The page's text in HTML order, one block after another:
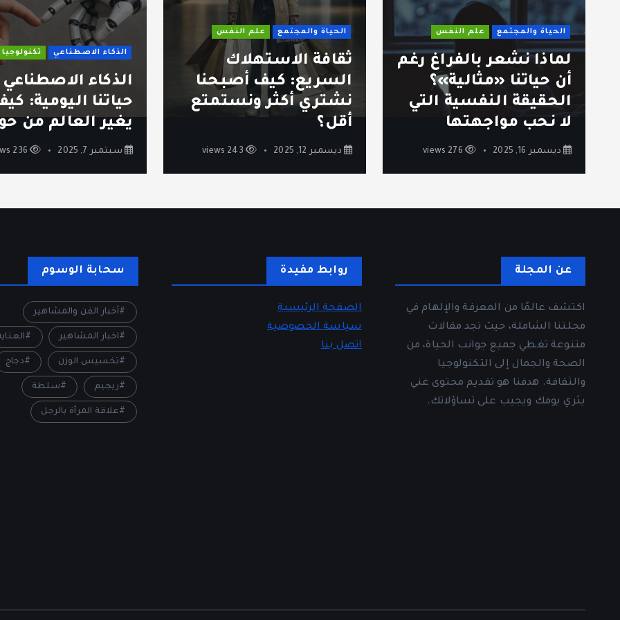
الحياة والمجتمع علم النفس
لماذا نشعر بالفراغ رغم
أن حياتنا «مثالية»؟
الحقيقة النفسية التي
لا نحب مواجهتها
ديسمبر 16, 2025
الحياة والمجتمع علم النفس
ثقافة الاستهلاك
السريع: كيف أصبحنا
نشتري أكثر ونستمتع
أقل؟
ديسمبر 12, 2025
الذكاء الاصطناعي تكنولوجيا
الذكاء
حياتنا اليومية:
يغير العالم من
سبتمبر 7, 2025 236 views
عن المجلة
اكتشف عالمًا من المعرفة والإلهام في
مجلتنا الشاملة، حيث تجد مقالات
متنوعة تغطي جميع جوانب الحياة، من
الصحة والجمال إلى التكنولوجيا
والثقافة. هدفنا هو تقديم محتوى غني
يثري يومك ويجيب على تساؤلاتك.
روابط مفيدة
الصفحة الرئيسية
سياسة الخصوصية
اتصل بنا
سحابة الوسوم
أخبار الفن والمشاهير
اخبار المشاهير
تخسيس الوزن دجاج
ريجيم سلطة
علاقة المرأة بالرجل